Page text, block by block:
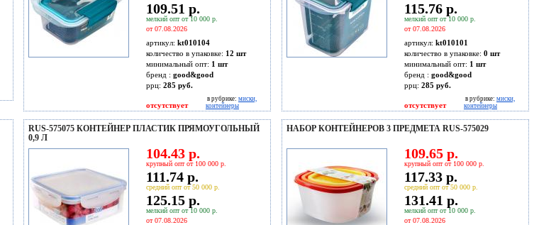
109.51 р.
мелкий опт от 10 000 р.
от 07.08.2026
артикул: kt010104
количество в упаковке: 12 шт
минимальный опт: 1 шт
бренд : good&good
ррц: 285 руб.
отсутствует
в рубрике: миски,
контейнеры
115.76 р.
мелкий опт от 10 000 р.
от 07.08.2026
артикул: kt010101
количество в упаковке: 0 шт
минимальный опт: 1 шт
бренд : good&good
ррц: 285 руб.
отсутствует
в рубрике: миски,
контейнеры
RUS-575075 КОНТЕЙНЕР ПЛАСТИК ПРЯМОУГОЛЬНЫЙ
0,9 Л
104.43 р.
крупный опт от 100 000 р.
111.74 р.
средний опт от 50 000 р.
125.15 р.
мелкий опт от 10 000 р.
от 07.08.2026
НАБОР КОНТЕЙНЕРОВ 3 ПРЕДМЕТА RUS-575029
109.65 р.
крупный опт от 100 000 р.
117.33 р.
средний опт от 50 000 р.
131.41 р.
мелкий опт от 10 000 р.
от 07.08.2026